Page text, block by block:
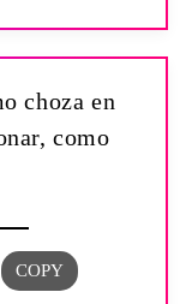
choza en
como